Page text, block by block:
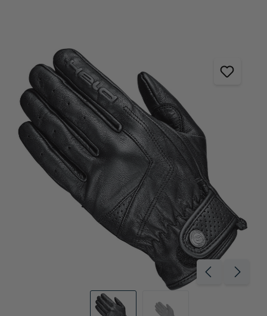
Bildergalerie überspringen